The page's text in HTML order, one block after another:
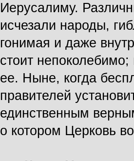
Иерусалиму.
исчезали народы,
гонимая и даже
стоит
ее. Ныне, когда
правителей
единственным
о котором Церковь